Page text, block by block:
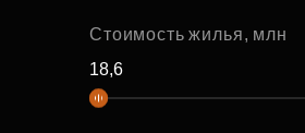
Стоимость жилья, млн